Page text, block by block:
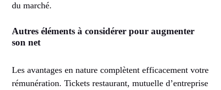
du marché.
Autres éléments à considérer pour augmenter
son net
Les avantages en nature complètent efficacement votre
rémunération. Tickets restaurant, mutuelle d’entreprise